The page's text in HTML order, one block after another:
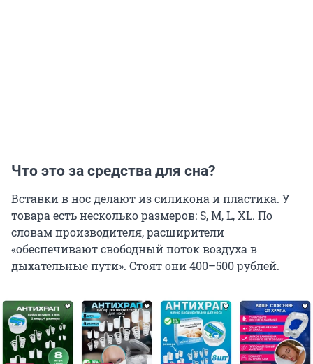
Что это за средства для сна?
Вставки в нос делают из силикона и пластика. У
товара есть несколько размеров: S, M, L, XL. По
словам производителя, расширители
«обеспечивают свободный поток воздуха в
дыхательные пути». Стоят они 400–500 рублей.